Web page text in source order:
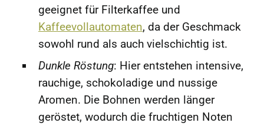
geeignet für Filterkaffee und
Kaffeevollautomaten, da der Geschmack
sowohl rund als auch vielschichtig ist.
Dunkle Röstung: Hier entstehen intensive,
rauchige, schokoladige und nussige
Aromen. Die Bohnen werden länger
geröstet, wodurch die fruchtigen Noten